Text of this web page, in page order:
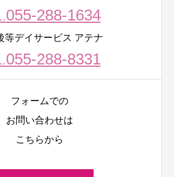
055-288-1634
等デイサービス アテナ
055-288-8331
フォームでの
お問い合わせは
こちらから